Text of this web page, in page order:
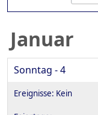
Januar
Sonntag - 4